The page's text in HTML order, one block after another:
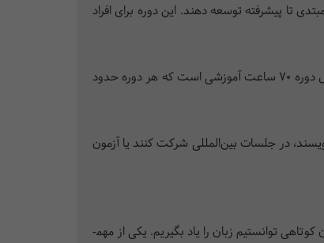
دارند مهارت زبان انگلیسی خود را از مبتدی تا پیشرفته توسعه دهند. این دوره برای افراد
آموزش دوره‌­های فشرده با مجموعه کتاب­‌های Touchstone در چهار سطح اول و کتاب­‌های Viewpoint در سطوح پیشرفته انجام می­‌شود. طول دوره 70 ساعت آموزشی است که هر دوره حدود
در جلسات بین‌المللی شرکت کنند یا آزمون
توانستیم زبان را یاد بگیریم. یکی از مهم­